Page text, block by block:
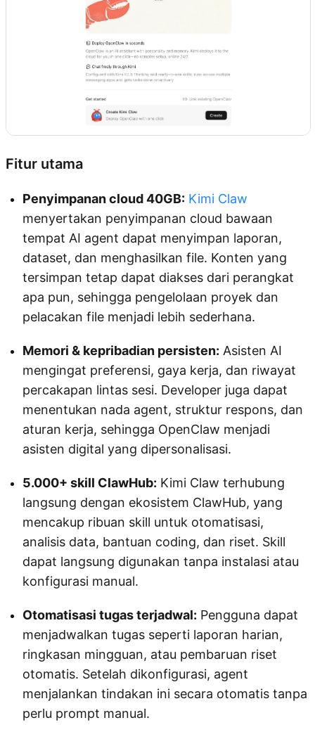
Fitur utama
Penyimpanan cloud 40GB: Kimi Claw
menyertakan penyimpanan cloud bawaan
tempat AI agent dapat menyimpan laporan,
dataset, dan menghasilkan file. Konten yang
tersimpan tetap dapat diakses dari perangkat
apa pun, sehingga pengelolaan proyek dan
pelacakan file menjadi lebih sederhana.
Memori & kepribadian persisten: Asisten AI
mengingat preferensi, gaya kerja, dan riwayat
percakapan lintas sesi. Developer juga dapat
menentukan nada agent, struktur respons, dan
aturan kerja, sehingga OpenClaw menjadi
asisten digital yang dipersonalisasi.
5.000+ skill ClawHub: Kimi Claw terhubung
langsung dengan ekosistem ClawHub, yang
mencakup ribuan skill untuk otomatisasi,
analisis data, bantuan coding, dan riset. Skill
dapat langsung digunakan tanpa instalasi atau
konfigurasi manual.
Otomatisasi tugas terjadwal: Pengguna dapat
menjadwalkan tugas seperti laporan harian,
ringkasan mingguan, atau pembaruan riset
otomatis. Setelah dikonfigurasi, agent
menjalankan tindakan ini secara otomatis tanpa
perlu prompt manual.